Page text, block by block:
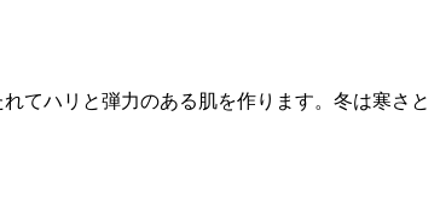
てハリと弾力のある肌を作ります。冬は寒さと